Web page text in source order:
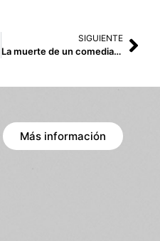
SIGUIENTE
La muerte de un comediante
Más información